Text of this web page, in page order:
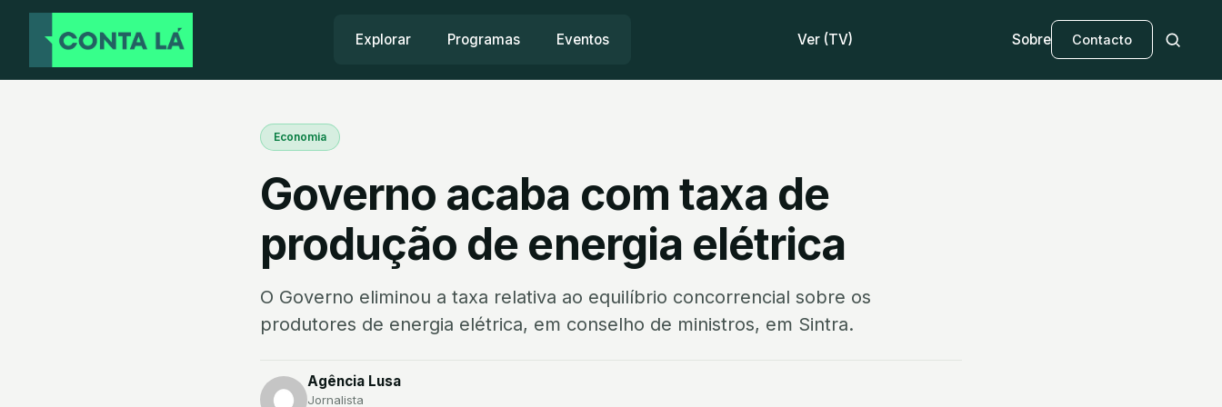
Explorar Programas Eventos Ver (TV) Sobre Contacto
Economia
Governo acaba com taxa de
produção de energia elétrica
O Governo eliminou a taxa relativa ao equilíbrio concorrencial sobre os
produtores de energia elétrica, em conselho de ministros, em Sintra.
Agência Lusa
Jornalista